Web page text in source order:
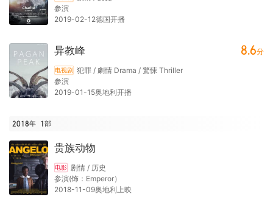
参演
2019-02-12德国开播
异教峰
电视剧 犯罪 / 劇情 Drama / 驚悚 Thriller
参演
2019-01-15奥地利开播
8.6分
2018年 1部
贵族动物
电影 剧情 / 历史
参演(饰：Emperor）
2018-11-09奥地利上映